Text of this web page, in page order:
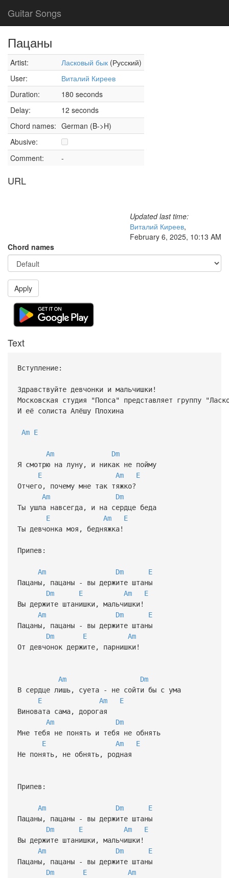
Guitar Songs
Пацаны
Artist: Ласковый бык (Русский)
User:
Виталий Киреев
Duration:
180 seconds
Delay:
12 seconds
Chord names: German (B->H)
Abusive:
Comment:
-
URL
Updated last time:
Виталий Киреев,
February 6, 2025, 10:13 AM
Chord names
Apply
Text
Вступление:
Здравствуйте девчонки и мальчишки!
Московская студия "Попса" представляет группу
И её солиста Алёшу Плохина
Am E
Am
Dm
Я смотрю на луну, и никак не пойму
E
Am
E
Отчего, почему мне так тяжко?
Am
Dm
Ты ушла навсегда, и на сердце беда
E
Am
E
Ты девчонка моя, бедняжка!
Припев:
Am Dm
E
Пацаны, пацаны - вы держите штаны
Dm
E Am
E
Вы держите штанишки, мальчишки!
Am
Dm
E
Пацаны, пацаны - вы держите штаны
Dm
E
Am
От девчонок держите, парнишки!
Am
Dm
В сердце лишь, суета - не сойти бы с ума
E
Am
E
Виновата сама, дорогая
Am
Dm
Мне тебя не понять и тебя не обнять
E
Am
E
Не понять, не обнять, родная
Припев:
Am Dm
E
Пацаны, пацаны - вы держите штаны
Dm
E Am
E
Вы держите штанишки, мальчишки!
Am
Dm
E
Пацаны, пацаны - вы держите штаны
Dm
E
Am